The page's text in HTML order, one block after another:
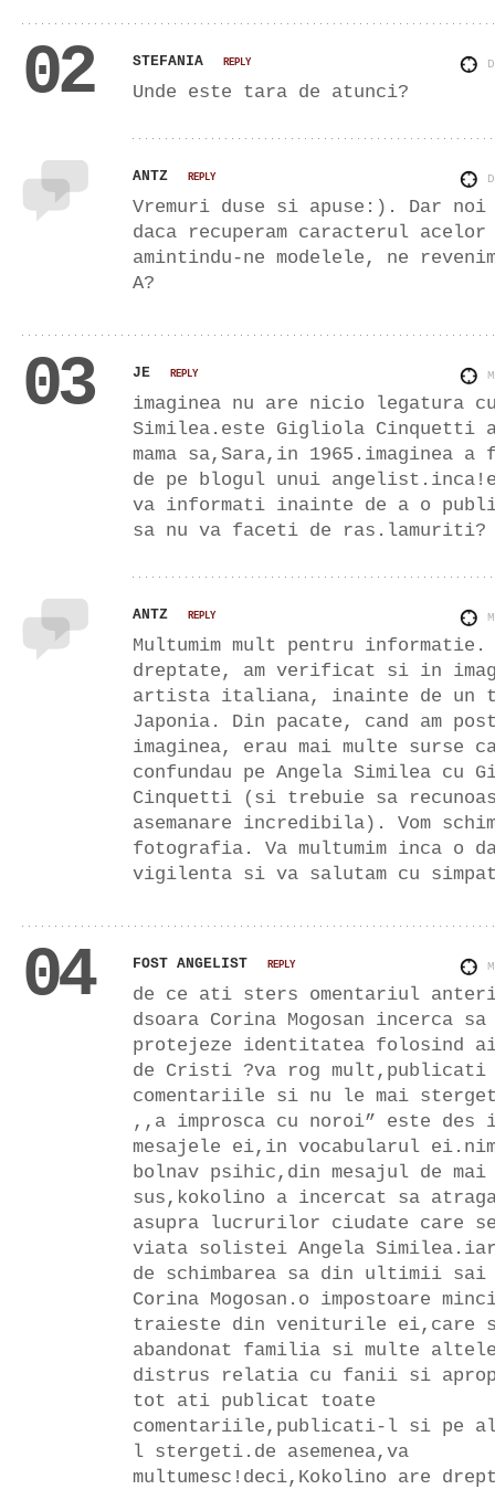
02 STEFANIA REPLY
Unde este tara de atunci?
ANTZ REPLY
Vremuri duse si apuse:). Dar noi
daca recuperam caracterul
amintindu-ne modelele, ne
A?
03 JE REPLY
imaginea nu are nicio legatura
Similea.este Gigliola Cinquetti
mama sa,Sara,in 1965.imaginea
de pe blogul unui
va informati inainte de a o
sa nu va faceti de ras.lamuriti?
ANTZ REPLY
Multumim mult pentru
dreptate, am verificat si in
artista italiana, inainte de un
Japonia. Din pacate, cand am
imaginea, erau mai multe surse
confundau pe Angela Similea cu
Cinquetti (si trebuie sa
asemanare incredibila). Vom
fotografia. Va multumim inca o
vigilenta si va salutam cu
04 FOST ANGELIST REPLY
de ce ati sters omentariul
dsoara Corina Mogosan incerca
protejeze identitatea folosind
de Cristi ?va rog mult,publicati
comentariile si nu le mai
,,a improsca cu noroi” este des
mesajele ei,in vocabularul
bolnav psihic,din mesajul de mai
sus,kokolino a incercat sa
asupra lucrurilor ciudate care
viata solistei Angela
de schimbarea sa din ultimii sai
Corina Mogosan.o impostoare
traieste din veniturile ei,care
abandonat familia si multe
distrus relatia cu fanii si
tot ati publicat toate
comentariile,publicati-l si pe al
l stergeti.de asemenea,va
multumesc!deci,Kokolino are